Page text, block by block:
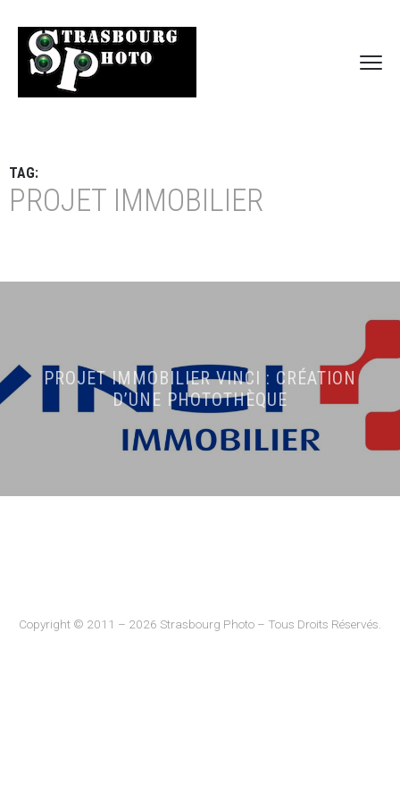
TAG:
PROJET IMMOBILIER
PROJET IMMOBILIER VINCI : CRÉATION
D’UNE PHOTOTHÈQUE
Copyright © 2011 – 2026 Strasbourg Photo – Tous Droits Réservés.